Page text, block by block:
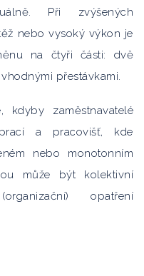
Při zvýšených
nebo vysoký výkon je
na čtyři části: dvě
přestávkami.
zaměstnavatelé
a pracovišť, kde
nebo monotonním
může být kolektivní
opatření